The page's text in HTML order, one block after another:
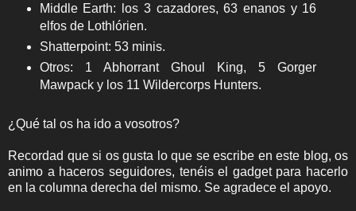
Middle Earth: los 3 cazadores, 63 enanos y 16
elfos de Lothlórien.
Shatterpoint: 53 minis.
Otros: 1 Abhorrant Ghoul King, 5 Gorger
Mawpack y los 11 Wildercorps Hunters.
¿Qué tal os ha ido a vosotros?
Recordad que si os gusta lo que se escribe en este blog, os
animo a haceros seguidores, tenéis el gadget para hacerlo
en la columna derecha del mismo. Se agradece el apoyo.